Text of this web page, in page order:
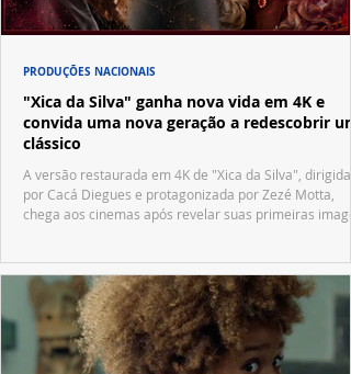
"Xica da Silva" ganha nova vida em 4K e
convida uma nova geração a redescobrir um
clássico
A versão restaurada em 4K de "Xica da Silva", dirigida
por Cacá Diegues e protagonizada por Zezé Motta,
chega aos cinemas após revelar suas primeiras
PRODUÇÕES NACIONAIS